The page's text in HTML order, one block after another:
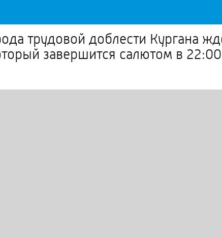
трудовой доблести Кургана
завершится салютом в 22:00